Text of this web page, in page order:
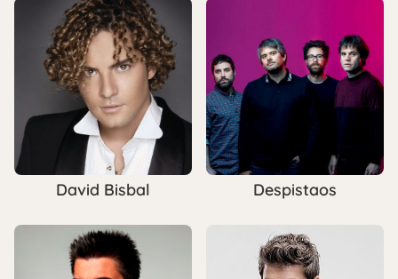
David Bisbal Despistaos